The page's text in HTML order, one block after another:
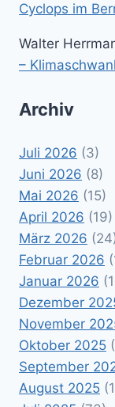
Cyclops im
Walter
–
Archiv
Juli 2026 (3)
Juni 2026 (8)
Mai 2026 (15)
April 2026 (19)
März 2026
Februar 2026
Januar 2026
Dezember
November
Oktober 2025
September
August 2025